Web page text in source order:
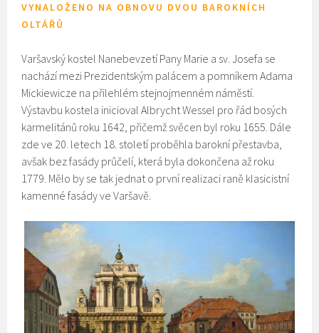
VYNALOŽENO NA OBNOVU DVOU BAROKNÍCH
OLTÁŘŮ
Varšavský kostel Nanebevzetí Pany Marie a sv. Josefa se
nachází mezi Prezidentským palácem a pomníkem Adama
Mickiewicze na přilehlém stejnojmenném náměstí.
Výstavbu kostela inicioval Albrycht Wessel pro řád bosých
karmelitánů roku 1642, přičemž svěcen byl roku 1655. Dále
zde ve 20. letech 18. století proběhla barokní přestavba,
avšak bez fasády průčelí, která byla dokončena až roku
1779. Mělo by se tak jednat o první realizaci raně klasicistní
kamenné fasády ve Varšavě.